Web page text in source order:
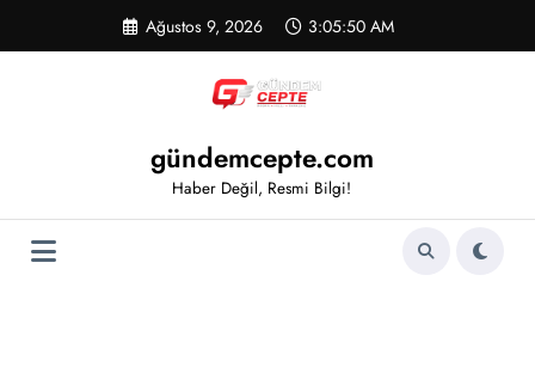
Ağustos 9, 2026 3:05:50 AM
gündemcepte.com
Haber Değil, Resmi Bilgi!